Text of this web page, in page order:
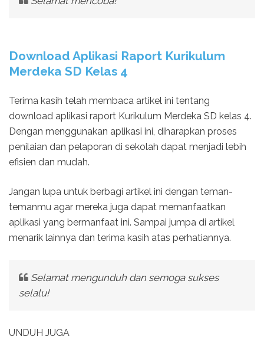
Download Aplikasi Raport Kurikulum
Merdeka SD Kelas 4
Terima kasih telah membaca artikel ini tentang
download aplikasi raport Kurikulum Merdeka SD kelas 4.
Dengan menggunakan aplikasi ini, diharapkan proses
penilaian dan pelaporan di sekolah dapat menjadi lebih
efisien dan mudah.
Jangan lupa untuk berbagi artikel ini dengan teman-
temanmu agar mereka juga dapat memanfaatkan
aplikasi yang bermanfaat ini. Sampai jumpa di artikel
menarik lainnya dan terima kasih atas perhatiannya.
Selamat mengunduh dan semoga sukses
selalu!
UNDUH JUGA